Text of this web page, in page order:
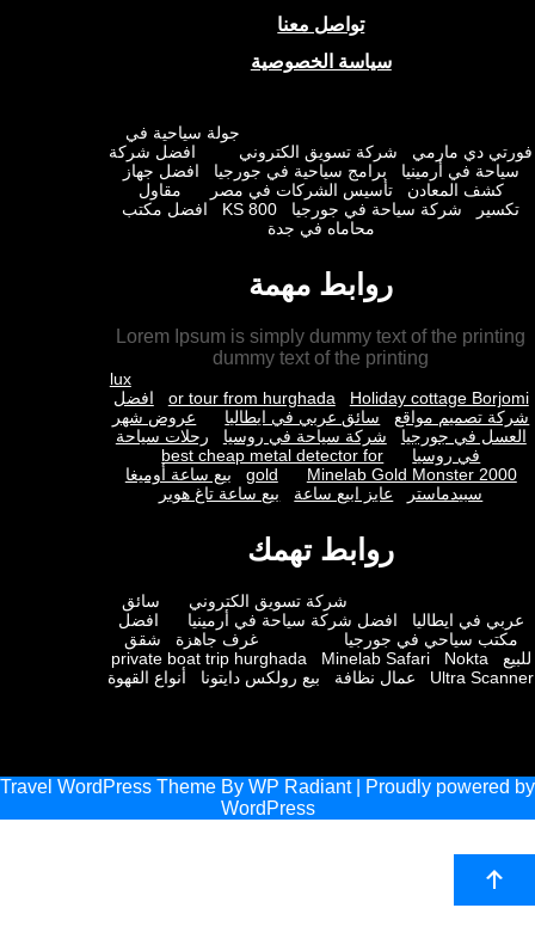
تواصل معنا
سياسة الخصوصية
جولة سياحية في
دي مارمي
شركة تسويق الكتروني
افضل شركة
في أرمينيا
برامج سياحية في جورجيا
افضل جهاز
المعادن
تأسيس الشركات في مصر
مقاول
شركة سياحة في جورجيا KS 800
افضل مكتب
محاماه في جدة
روابط مهمة
Lorem Ipsum is simply dummy text of the
dummy text of the printing
or tour from hurghada
Holiday cottage
افضل
تصميم مواقع
سائق عربي في ايطاليا
عروض شهر
في جورجيا
شركة سياحة في روسيا
رحلات سياحة
في روسيا
best cheap metal detector for
gold
Minelab Gold Monster
بيع ساعة أوميغا
سبيدماستر
عايز ابيع ساعة بيع ساعة تاغ هوير
روابط تهمك
شركة تسويق الكتروني
سائق
في ايطاليا
افضل شركة سياحة في أرمينيا
افضل
سياحي في جورجيا
غرف جاهزة
شقق
private boat trip hurghada
Minelab Safari
Nokta
Ultra
عمال نظافة بيع رولكس دايتونا أنواع القهوة
Travel WordPress ThemeBy WP Radiant| Proudly
WordPress